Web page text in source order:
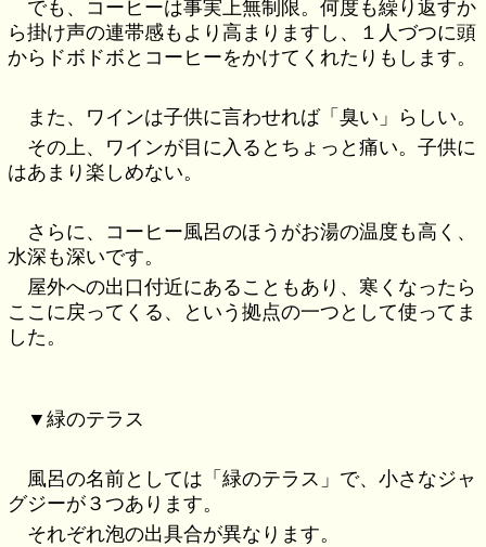
でも、コーヒーは事実上無制限。何度も繰り返すか
ら掛け声の連帯感もより高まりますし、１人づつに頭
からドボドボとコーヒーをかけてくれたりもします。
また、ワインは子供に言わせれば「臭い」らしい。
その上、ワインが目に入るとちょっと痛い。子供に
はあまり楽しめない。
さらに、コーヒー風呂のほうがお湯の温度も高く、
水深も深いです。
屋外への出口付近にあることもあり、寒くなったら
ここに戻ってくる、という拠点の一つとして使ってま
した。
▼緑のテラス
風呂の名前としては「緑のテラス」で、小さなジャ
グジーが３つあります。
それぞれ泡の出具合が異なります。